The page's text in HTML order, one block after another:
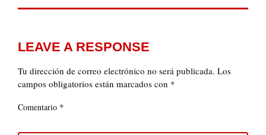
LEAVE A RESPONSE
Tu dirección de correo electrónico no será publicada. Los
campos obligatorios están marcados con *
Comentario *